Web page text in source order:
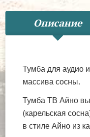
Описание
Тумба для аудио
массива сосны.
Тумба ТВ Айно
(карельская
в стиле Айно из